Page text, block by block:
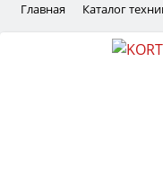
Главная Каталог